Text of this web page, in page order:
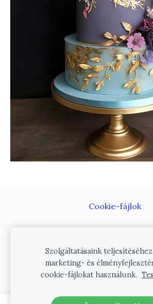
Cookie-fájlok
Szolgáltatásaink
marketing- és
cookie-fájlokat használunk.